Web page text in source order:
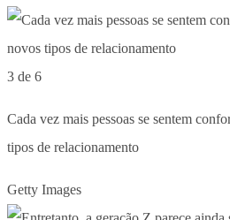
3 de 6
Cada vez mais pessoas se sentem
tipos de relacionamento
Getty Images